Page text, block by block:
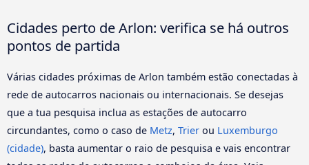
Cidades perto de Arlon: verifica se há outros
pontos de partida
Várias cidades próximas de Arlon também estão conectadas à
rede de autocarros nacionais ou internacionais. Se desejas
que a tua pesquisa inclua as estações de autocarro
circundantes, como o caso de Metz, Trier ou Luxemburgo
(cidade), basta aumentar o raio de pesquisa e vais encontrar